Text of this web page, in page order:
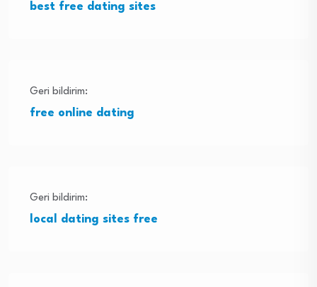
best free dating sites
Geri bildirim:
free online dating
Geri bildirim:
local dating sites free